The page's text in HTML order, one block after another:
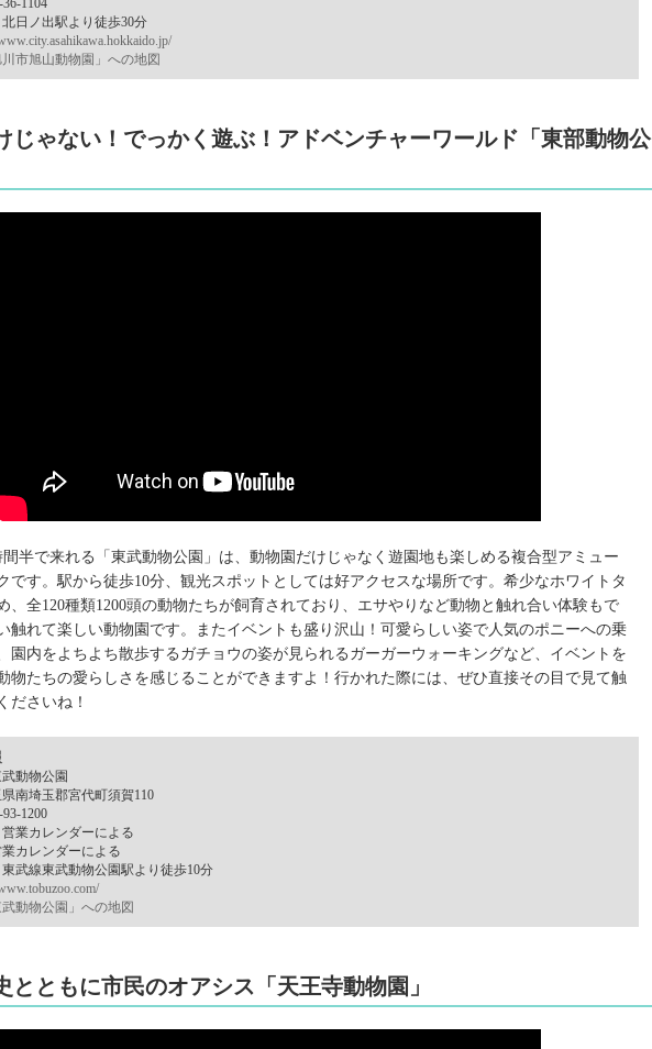
1104
日ノ出駅より徒歩30分
川市旭山動物園」への地図
じゃない！でっかく遊ぶ！アドベンチャーワールド「東部動物公
半で来れる「東武動物公園」は、動物園だけじゃなく遊園地も楽しめる複合型アミュー
です。駅から徒歩10分、観光スポットとしては好アクセスな場所です。希少なホワイトタ
、全120種類1200頭の動物たちが飼育されており、エサやりなど動物と触れ合い体験もで
触れて楽しい動物園です。またイベントも盛り沢山！可愛らしい姿で人気のポニーへの乗
園内をよちよち散歩するガチョウの姿が見られるガーガーウォーキングなど、イベントを
物たちの愛らしさを感じることができますよ！行かれた際には、ぜひ直接その目で見て触
ださいね！
動物公園
南埼玉郡宮代町須賀110
1200
業カレンダーによる
カレンダーによる
武線東武動物公園駅より徒歩10分
武動物公園」への地図
とともに市民のオアシス「天王寺動物園」